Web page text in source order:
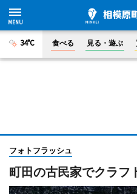
34°C 食べる 見る・遊ぶ
フォトフラッシュ
町田の古民家でクラフ